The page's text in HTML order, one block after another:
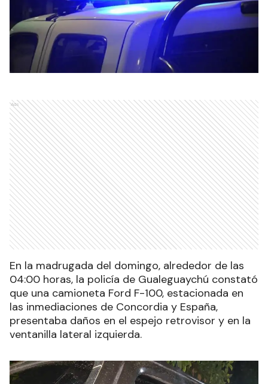
Ads
En la madrugada del domingo, alrededor de las
04:00 horas, la policía de Gualeguaychú constató
que una camioneta Ford F-100, estacionada en
las inmediaciones de Concordia y España,
presentaba daños en el espejo retrovisor y en la
ventanilla lateral izquierda.